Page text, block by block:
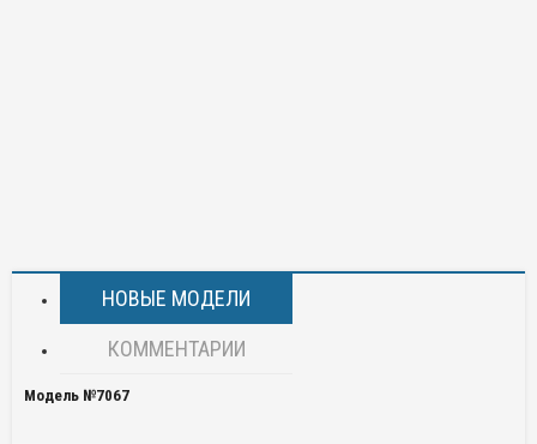
НОВЫЕ МОДЕЛИ
КОММЕНТАРИИ
Модель №7067